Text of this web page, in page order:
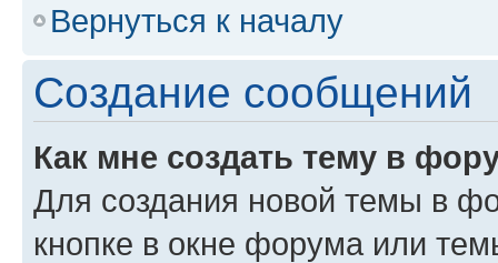
Вернуться к началу
Создание сообщений
Как мне создать тему в
Для создания новой темы в
кнопке в окне форума или